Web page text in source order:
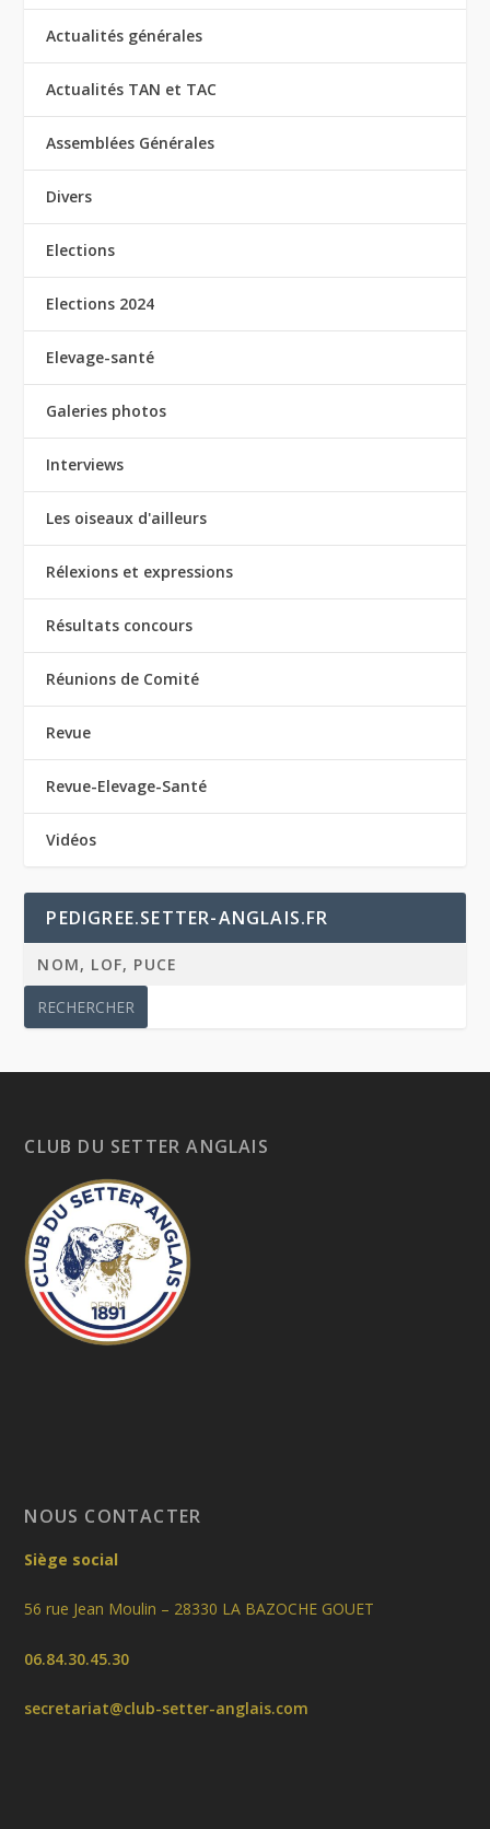
Actualités générales
Actualités TAN et TAC
Assemblées Générales
Divers
Elections
Elections 2024
Elevage-santé
Galeries photos
Interviews
Les oiseaux d'ailleurs
Rélexions et expressions
Résultats concours
Réunions de Comité
Revue
Revue-Elevage-Santé
Vidéos
PEDIGREE.SETTER-ANGLAIS.FR
CLUB DU SETTER ANGLAIS
NOUS CONTACTER
Siège social
56 rue Jean Moulin – 28330 LA BAZOCHE GOUET
06.84.30.45.30
secretariat@club-setter-anglais.com